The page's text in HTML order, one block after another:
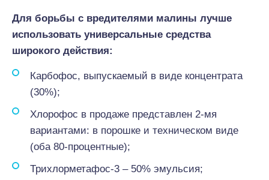
Для борьбы с вредителями малины лучше
использовать универсальные средства
широкого действия:
Карбофос, выпускаемый в виде концентрата
(30%);
Хлорофос в продаже представлен 2-мя
вариантами: в порошке и техническом виде
(оба 80-процентные);
Трихлорметафос-3 – 50% эмульсия;